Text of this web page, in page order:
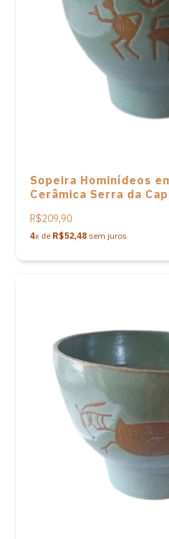
Sopeira Hominídeos
Cerâmica Serra da
R$209,90
4x de R$52,48 sem juros